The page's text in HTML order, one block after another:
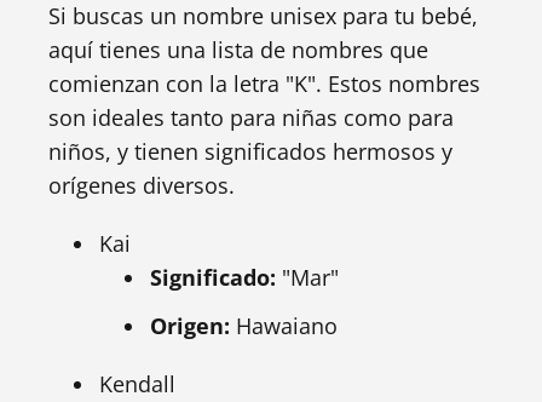
Si buscas un nombre unisex para tu bebé,
aquí tienes una lista de nombres que
comienzan con la letra "K". Estos nombres
son ideales tanto para niñas como para
niños, y tienen significados hermosos y
orígenes diversos.
Kai
Significado: "Mar"
Origen: Hawaiano
Kendall